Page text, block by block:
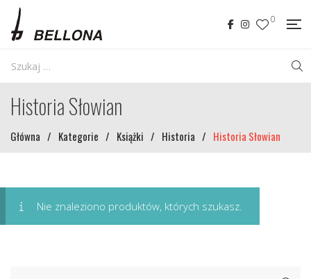
0
Historia Słowian
Główna / Kategorie / Książki / Historia / Historia Słowian
Nie znaleziono produktów, których szukasz.